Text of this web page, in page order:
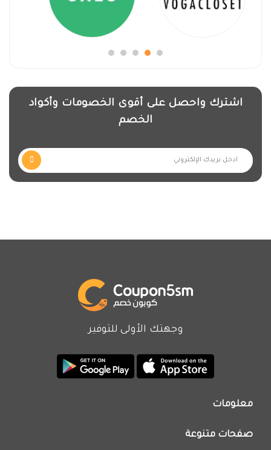
اشترك واحصل على أقوى الخصومات وأكواد
الخصم
وجهتك الأولى للتوفير
معلومات
اتصل بنا
صفحات متنوعة